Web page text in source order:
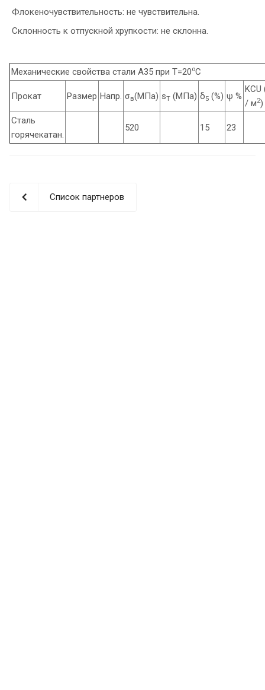
Флокеночувствительность: не чувствительна.
Склонность к отпускной хрупкости: не склонна.
Механические свойства стали А35 при Т=20oС
Прокат Размер Напр. σв(МПа) sT (МПа) δ5 (%) ψ %
/ м2)
Сталь
горячекатан.
520 15 23
Список партнеров